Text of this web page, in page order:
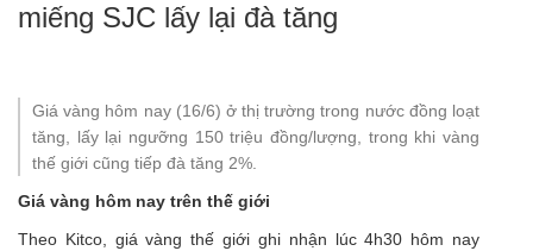
miếng SJC lấy lại đà tăng
Giá vàng hôm nay (16/6) ở thị trường trong nước đồng loạt
tăng, lấy lại ngưỡng 150 triệu đồng/lượng, trong khi vàng
thế giới cũng tiếp đà tăng 2%.
Giá vàng hôm nay trên thế giới
Theo Kitco, giá vàng thế giới ghi nhận lúc 4h30 hôm nay